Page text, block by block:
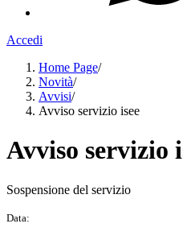
Accedi
Home Page/
Novità/
Avvisi/
Avviso servizio isee
Avviso servizio
Sospensione del servizio
Data: